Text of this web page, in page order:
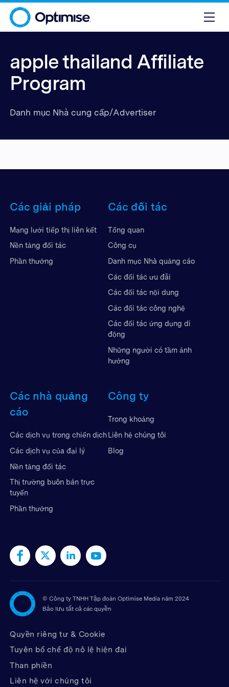
apple thailand Affiliate
Program
Danh mục Nhà cung cấp/Advertiser
Các giải pháp
Mạng lưới tiếp thị liên kết
Nền tảng đối tác
Phần thưởng
Các đối tác
Tổng quan
Công cụ
Danh mục Nhà quảng cáo
Các đối tác ưu đãi
Các đối tác nội dung
Các đối tác công nghệ
Các đối tác ứng dụng di
động
Những người có tầm ảnh
hưởng
Các nhà quảng
cáo
Các dịch vụ trong chiến dịch
Các dịch vụ của đại lý
Nền tảng đối tác
Thị trường buôn bán trực
tuyến
Phần thưởng
Công ty
Trong khoảng
Liên hệ chúng tôi
Blog
© Công ty TNHH Tập đoàn Optimise Media năm 2024
Bảo lưu tất cả các quyền
Quyền riêng tư & Cookie
Tuyên bố chế độ nô lệ hiện đại
Than phiền
Liên hệ với chúng tôi